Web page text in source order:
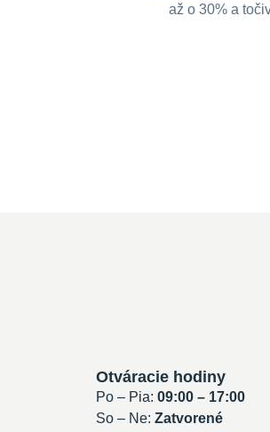
až o 30% a
Otváracie hodiny
Po – Pia: 09:00 – 17:00
So – Ne: Zatvorené